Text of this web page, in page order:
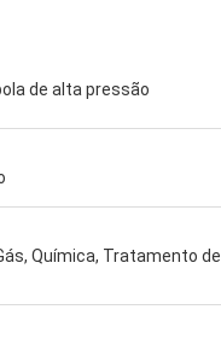
de alta pressão
Química, Tratamento de